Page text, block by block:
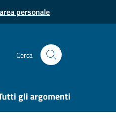
personale
Cerca
gli argomenti